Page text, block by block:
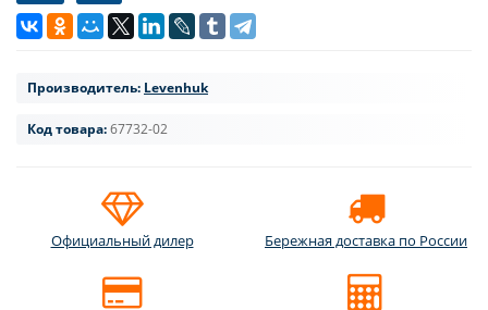
Производитель: Levenhuk
Код товара:67732-02
Официальный дилер Бережная доставка по России